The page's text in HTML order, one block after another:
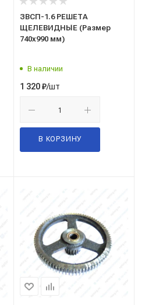
ЗВСП-1.6 РЕШЕТА
ЩЕЛЕВИДНЫЕ (Размер
740х990 мм)
В наличии
1 320₽/шт
В КОРЗИНУ